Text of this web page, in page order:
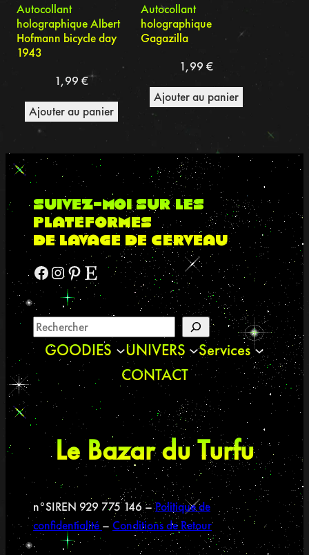
Autocollant
holographique Albert
Hofmann bicycle day
1943
1,99€
Ajouter au panier
Autocollant
holographique
Gagazilla
1,99 €
Ajouter au panier
suivez-moi sur les
plateformes
de lavage de cerveau
Facebook Instagram Pinterest Etsy
GOODIES UNIVERS
Services
CONTACT
Le Bazar du Turfu
n°SIREN 929 775 146 –Politique de
confidentialité – Conditions de Retour